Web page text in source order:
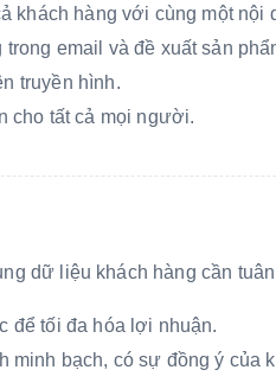
khách hàng với cùng một nội
email và đề xuất sản
truyền hình.
cho tất cả mọi người.
dữ liệu khách hàng cần
để tối đa hóa lợi nhuận.
minh bạch, có sự đồng ý của